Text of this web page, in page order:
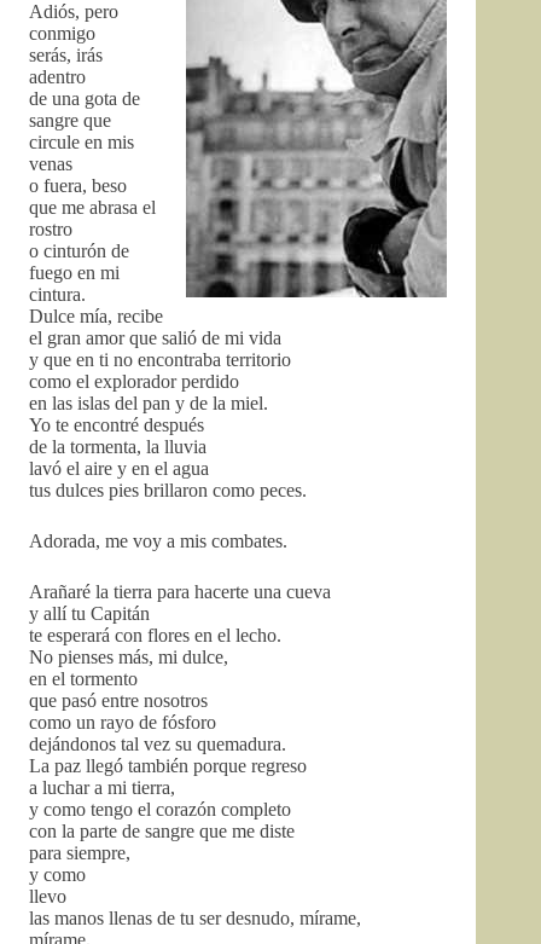
Adiós, pero
conmigo
serás, irás
adentro
de una gota de
sangre que
circule en mis
venas
o fuera, beso
que me abrasa el
rostro
o cinturón de
fuego en mi
cintura.
Dulce mía, recibe
el gran amor que salió de mi vida
y que en ti no encontraba territorio
como el explorador perdido
en las islas del pan y de la miel.
Yo te encontré después
de la tormenta, la lluvia
lavó el aire y en el agua
tus dulces pies brillaron como peces.
Adorada, me voy a mis combates.
Arañaré la tierra para hacerte una cueva
y allí tu Capitán
te esperará con flores en el lecho.
No pienses más, mi dulce,
en el tormento
que pasó entre nosotros
como un rayo de fósforo
dejándonos tal vez su quemadura.
La paz llegó también porque regreso
a luchar a mi tierra,
y como tengo el corazón completo
con la parte de sangre que me diste
para siempre,
y como
llevo
las manos llenas de tu ser desnudo, mírame,
mírame,